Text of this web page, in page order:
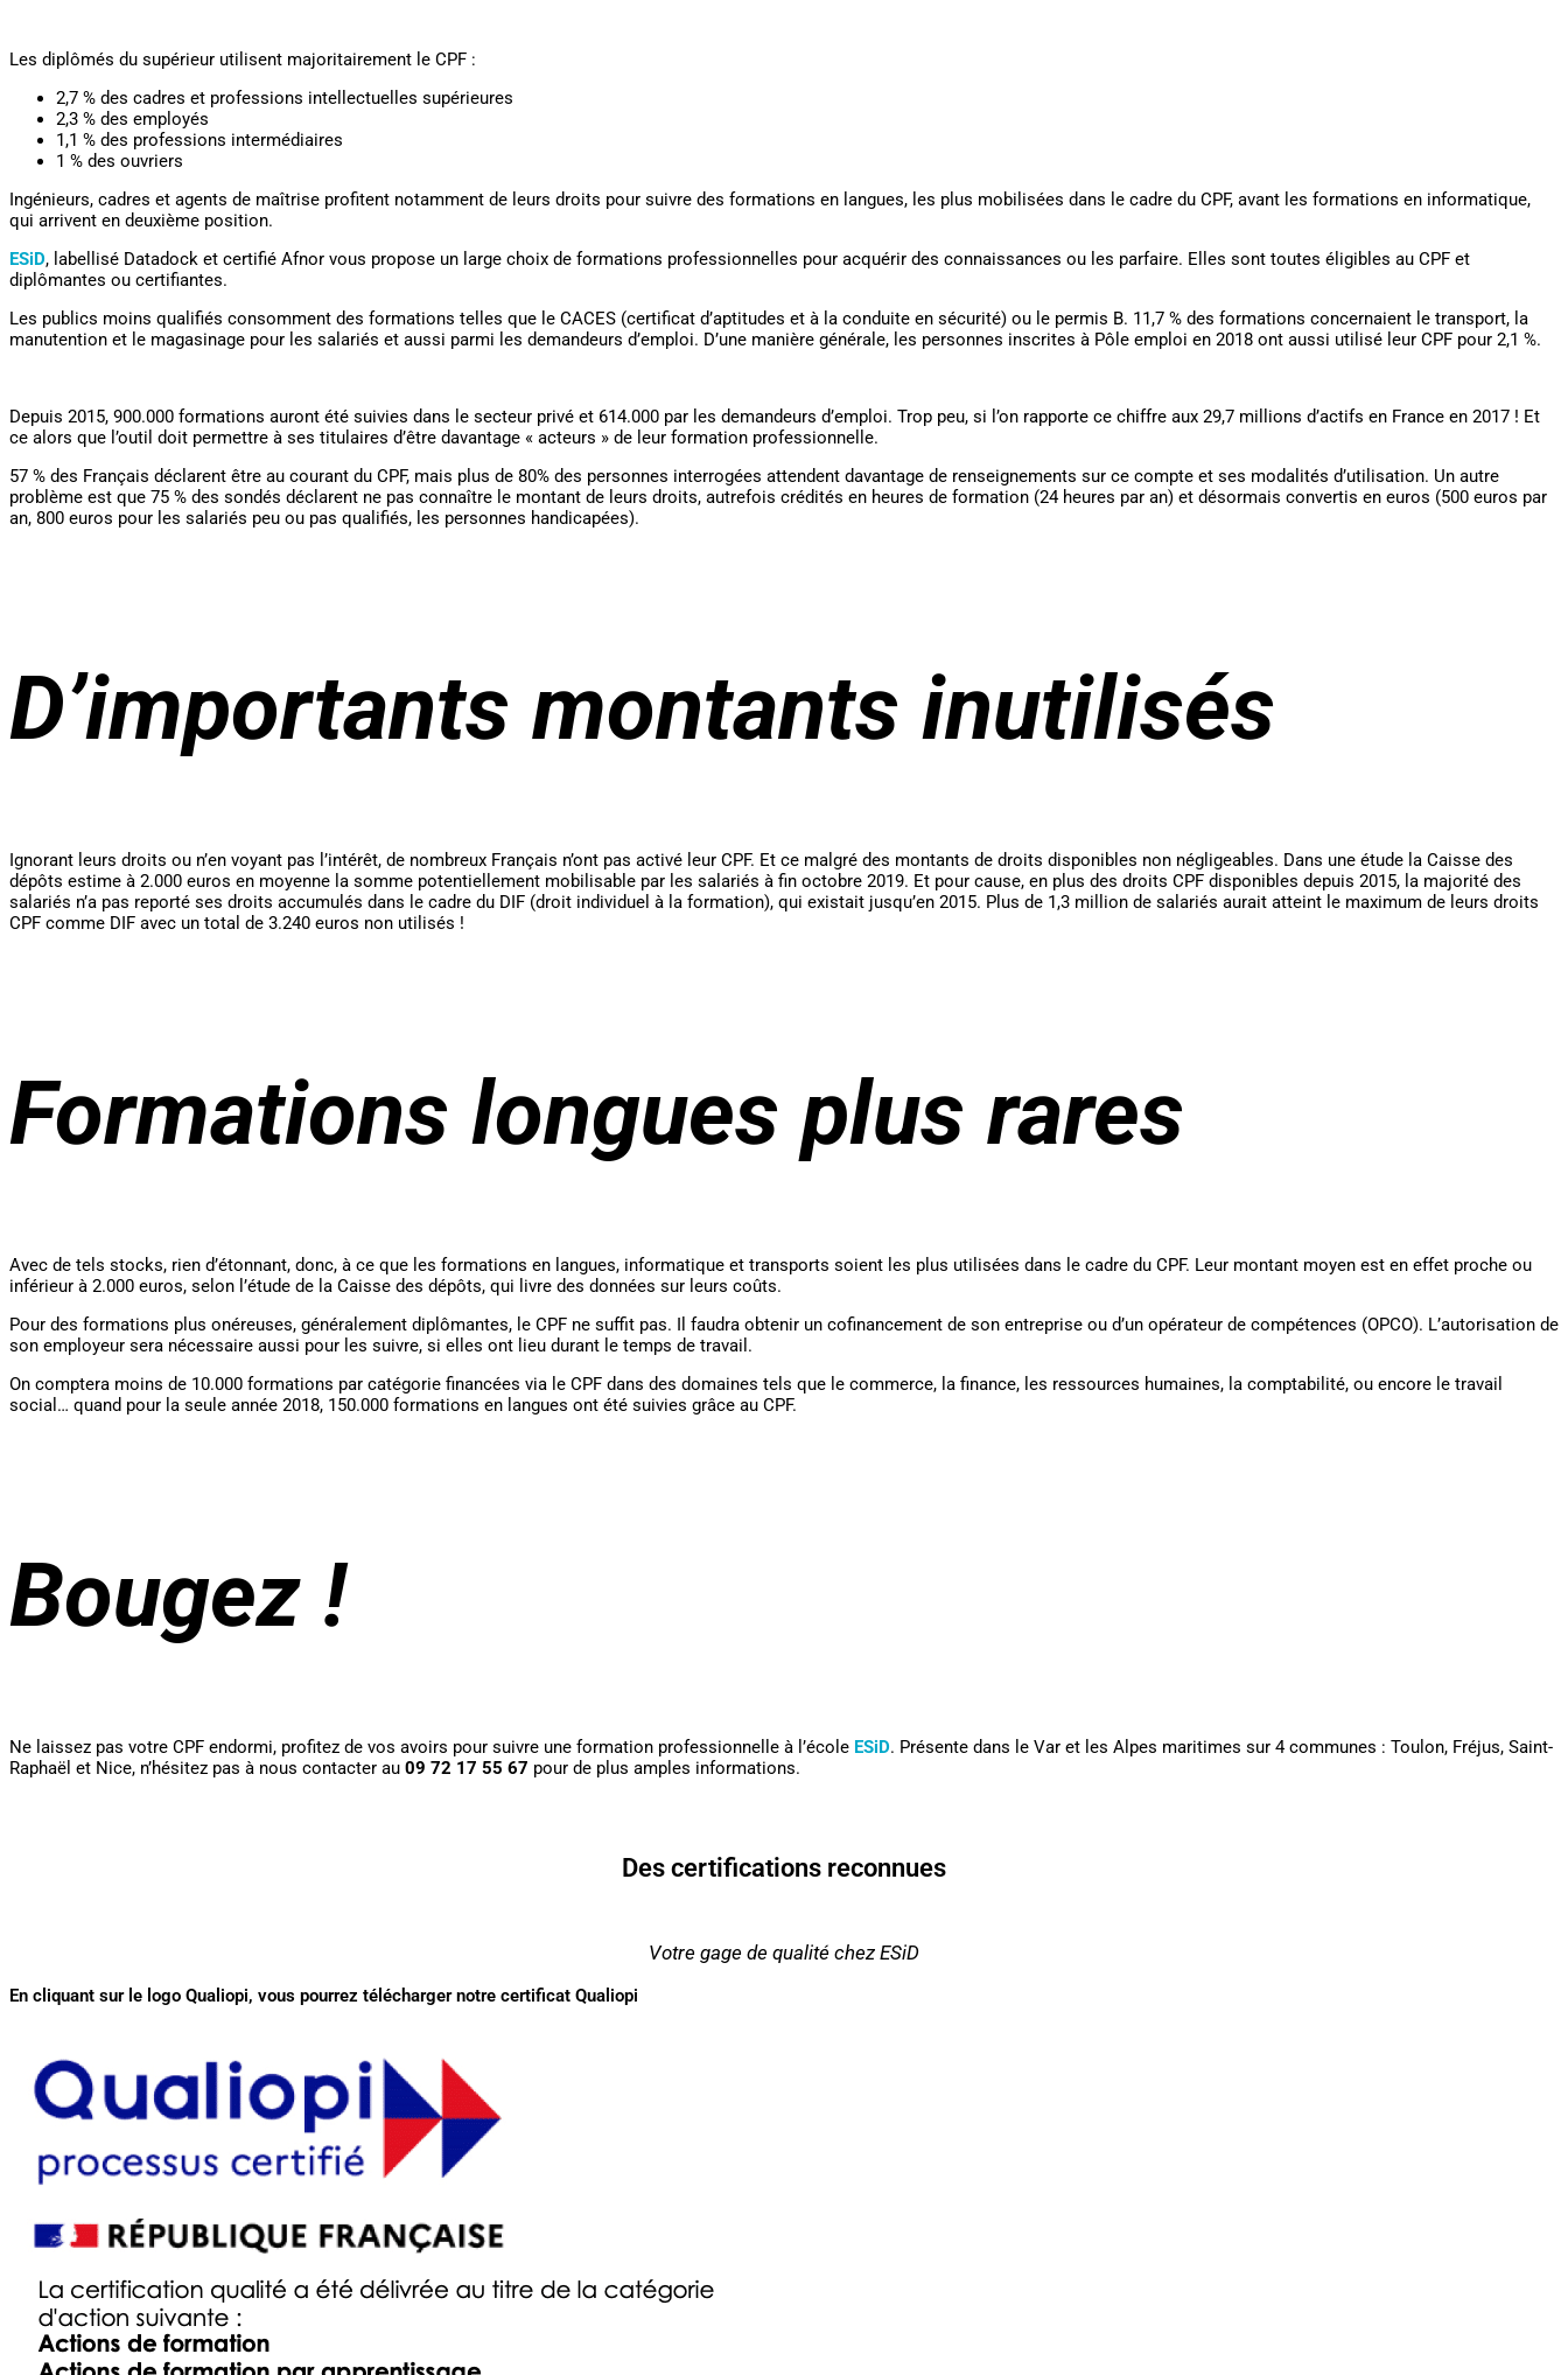
Les diplômés du supérieur utilisent majoritairement le CPF :
2,7 % des cadres et professions intellectuelles supérieures
2,3 % des employés
1,1 % des professions intermédiaires
1 % des ouvriers
Ingénieurs, cadres et agents de maîtrise profitent notamment de leurs droits pour suivre des formations en langues, les plus mobilisées dans le cadre du CPF, avant les formations en informatique,
qui arrivent en deuxième position.
ESiD, labellisé Datadock et certifié Afnor vous propose un large choix de formations professionnelles pour acquérir des connaissances ou les parfaire. Elles sont toutes éligibles au CPF et
diplômantes ou certifiantes.
Les publics moins qualifiés consomment des formations telles que le CACES (certificat d’aptitudes et à la conduite en sécurité) ou le permis B. 11,7 % des formations concernaient le transport, la
manutention et le magasinage pour les salariés et aussi parmi les demandeurs d’emploi. D’une manière générale, les personnes inscrites à Pôle emploi en 2018 ont aussi utilisé leur CPF pour 2,1 %.
Depuis 2015, 900.000 formations auront été suivies dans le secteur privé et 614.000 par les demandeurs d’emploi. Trop peu, si l’on rapporte ce chiffre aux 29,7 millions d’actifs en France en 2017 ! Et
ce alors que l’outil doit permettre à ses titulaires d’être davantage « acteurs » de leur formation professionnelle.
57 % des Français déclarent être au courant du CPF, mais plus de 80% des personnes interrogées attendent davantage de renseignements sur ce compte et ses modalités d’utilisation. Un autre
problème est que 75 % des sondés déclarent ne pas connaître le montant de leurs droits, autrefois crédités en heures de formation (24 heures par an) et désormais convertis en euros (500 euros par
an, 800 euros pour les salariés peu ou pas qualifiés, les personnes handicapées).
D’importants montants inutilisés
Ignorant leurs droits ou n’en voyant pas l’intérêt, de nombreux Français n’ont pas activé leur CPF. Et ce malgré des montants de droits disponibles non négligeables. Dans une étude la Caisse des
dépôts estime à 2.000 euros en moyenne la somme potentiellement mobilisable par les salariés à fin octobre 2019. Et pour cause, en plus des droits CPF disponibles depuis 2015, la majorité des
salariés n’a pas reporté ses droits accumulés dans le cadre du DIF (droit individuel à la formation), qui existait jusqu’en 2015. Plus de 1,3 million de salariés aurait atteint le maximum de leurs droits
CPF comme DIF avec un total de 3.240 euros non utilisés !
Formations longues plus rares
Avec de tels stocks, rien d’étonnant, donc, à ce que les formations en langues, informatique et transports soient les plus utilisées dans le cadre du CPF. Leur montant moyen est en effet proche ou
inférieur à 2.000 euros, selon l’étude de la Caisse des dépôts, qui livre des données sur leurs coûts.
Pour des formations plus onéreuses, généralement diplômantes, le CPF ne suffit pas. Il faudra obtenir un cofinancement de son entreprise ou d’un opérateur de compétences (OPCO). L’autorisation de
son employeur sera nécessaire aussi pour les suivre, si elles ont lieu durant le temps de travail.
On comptera moins de 10.000 formations par catégorie financées via le CPF dans des domaines tels que le commerce, la finance, les ressources humaines, la comptabilité, ou encore le travail
social… quand pour la seule année 2018, 150.000 formations en langues ont été suivies grâce au CPF.
Bougez !
Ne laissez pas votre CPF endormi, profitez de vos avoirs pour suivre une formation professionnelle à l’école ESiD. Présente dans le Var et les Alpes maritimes sur 4 communes : Toulon, Fréjus, Saint-
Raphaël et Nice, n’hésitez pas à nous contacter au 09 72 17 55 67 pour de plus amples informations.
Des certifications reconnues
Votre gage de qualité chez ESiD
En cliquant sur le logo Qualiopi, vous pourrez télécharger notre certificat Qualiopi